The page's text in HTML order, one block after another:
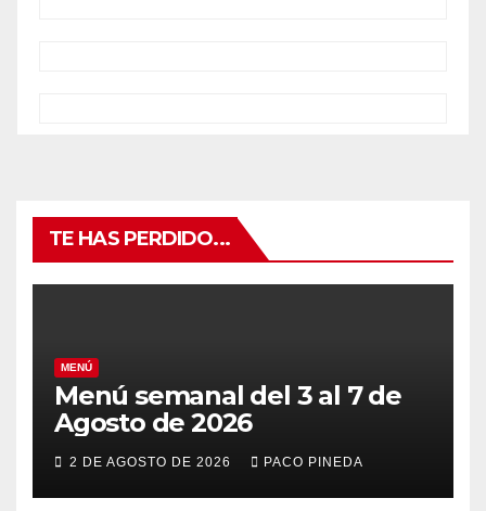
TE HAS PERDIDO...
MENÚ
Menú semanal del 3 al 7 de
Agosto de 2026
2 DE AGOSTO DE 2026 PACO PINEDA